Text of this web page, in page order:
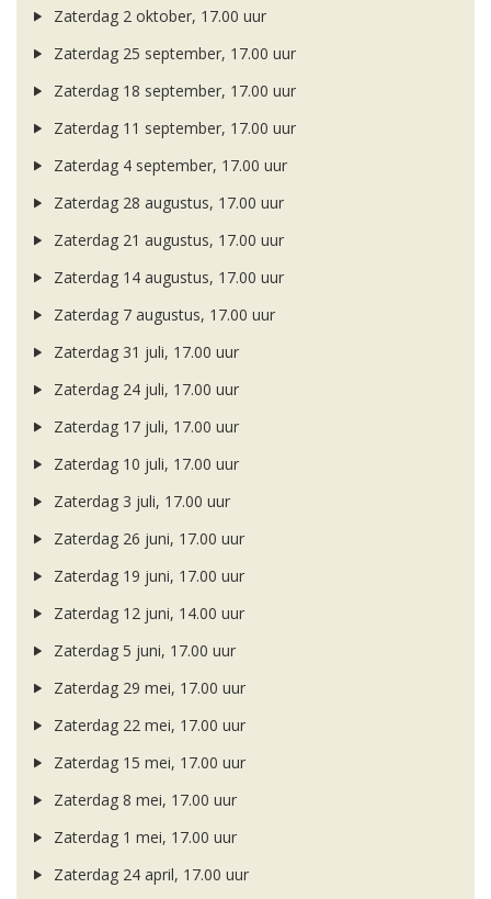
Zaterdag 2 oktober, 17.00 uur
Zaterdag 25 september, 17.00 uur
Zaterdag 18 september, 17.00 uur
Zaterdag 11 september, 17.00 uur
Zaterdag 4 september, 17.00 uur
Zaterdag 28 augustus, 17.00 uur
Zaterdag 21 augustus, 17.00 uur
Zaterdag 14 augustus, 17.00 uur
Zaterdag 7 augustus, 17.00 uur
Zaterdag 31 juli, 17.00 uur
Zaterdag 24 juli, 17.00 uur
Zaterdag 17 juli, 17.00 uur
Zaterdag 10 juli, 17.00 uur
Zaterdag 3 juli, 17.00 uur
Zaterdag 26 juni, 17.00 uur
Zaterdag 19 juni, 17.00 uur
Zaterdag 12 juni, 14.00 uur
Zaterdag 5 juni, 17.00 uur
Zaterdag 29 mei, 17.00 uur
Zaterdag 22 mei, 17.00 uur
Zaterdag 15 mei, 17.00 uur
Zaterdag 8 mei, 17.00 uur
Zaterdag 1 mei, 17.00 uur
Zaterdag 24 april, 17.00 uur